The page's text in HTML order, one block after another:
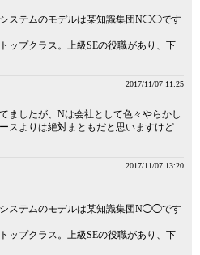
ステムのモデルは某知識集団N◯◯です
ップクラス。上級SEの役職があり、下
2017/11/07 11:25
ましたが、Nは会社として色々やらかし
スよりは絶対まともだと思いますけど
2017/11/07 13:20
ステムのモデルは某知識集団N◯◯です
ップクラス。上級SEの役職があり、下